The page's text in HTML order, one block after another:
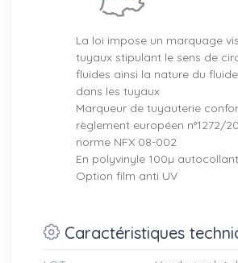
La loi impose un marquage
tuyaux stipulant le sens de
fluides ainsi la nature du
dans les tuyaux
Marqueur de tuyauterie
règlement européen n°1272/
norme NFX 08-002
En polyvinyle 100µ autocollant
Option film anti UV
Caractéristiques